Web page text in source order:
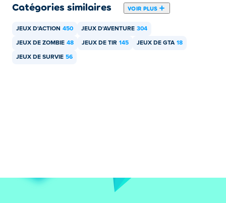
Catégories similaires VOIR PLUS
JEUX D'ACTION 450 JEUX D'AVENTURE 304
JEUX DE ZOMBIE 48 JEUX DE TIR 145 JEUX DE GTA 18
JEUX DE SURVIE 56